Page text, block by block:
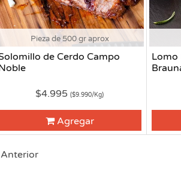
Pieza de 500 gr aprox
de Cerdo Campo
$4.995($9.990/Kg)
Agregar
Lomo
Anterior